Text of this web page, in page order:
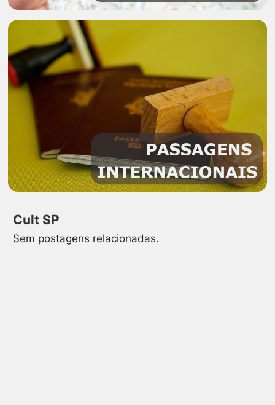
Cult SP
Sem postagens relacionadas.